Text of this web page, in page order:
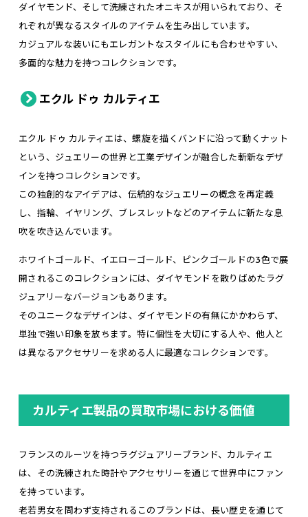
ダイヤモンド、そして洗練されたオニキスが用いられており、そ
れぞれが異なるスタイルのアイテムを生み出しています。
カジュアルな装いにもエレガントなスタイルにも合わせやすい、
多面的な魅力を持つコレクションです。
エクル ドゥ カルティエ
エクル ドゥ カルティエは、螺旋を描くバンドに沿って動くナット
という、ジュエリーの世界と工業デザインが融合した斬新なデザ
インを持つコレクションです。
この独創的なアイデアは、伝統的なジュエリーの概念を再定義
し、指輪、イヤリング、ブレスレットなどのアイテムに新たな息
吹を吹き込んでいます。
ホワイトゴールド、イエローゴールド、ピンクゴールドの3色で展
開されるこのコレクションには、ダイヤモンドを散りばめたラグ
ジュアリーなバージョンもあります。
そのユニークなデザインは、ダイヤモンドの有無にかかわらず、
単独で強い印象を放ちます。特に個性を大切にする人や、他人と
は異なるアクセサリーを求める人に最適なコレクションです。
カルティエ製品の買取市場における価値
フランスのルーツを持つラグジュアリーブランド、カルティエ
は、その洗練された時計やアクセサリーを通じて世界中にファン
を持っています。
老若男女を問わず支持されるこのブランドは、長い歴史を通じて